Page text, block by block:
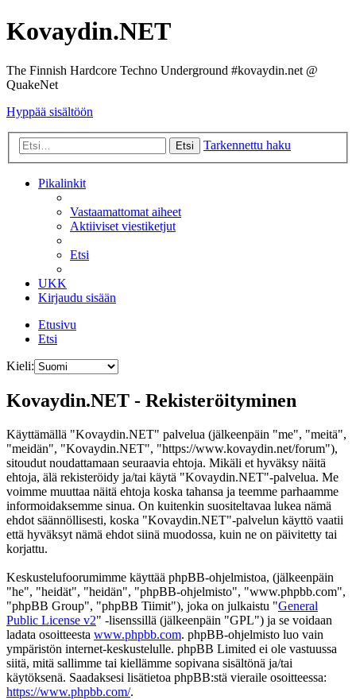
Kovaydin.NET
The Finnish Hardcore Techno Underground #kovaydin.net @
QuakeNet
Hyppää sisältöön
Etsi Tarkennettu haku
Pikalinkit
Vastaamattomat aiheet
Aktiiviset viestiketjut
Etsi
UKK
Kirjaudu sisään
Etusivu
Etsi
Kieli:
Kovaydin.NET - Rekisteröityminen
Käyttämällä "Kovaydin.NET" palvelua (jälkeenpäin "me", "meitä",
"meidän", "Kovaydin.NET", "https://www.kovaydin.net/forum"),
sitoudut noudattamaan seuraavia ehtoja. Mikäli et hyväksy näitä
ehtoja, älä rekisteröidy ja/tai käytä "Kovaydin.NET"-palvelua. Me
voimme muuttaa näitä ehtoja koska tahansa ja teemme parhaamme
informoidaksemme sinua. On kuitenkin suositeltavaa lukea nämä
ehdot säännöllisesti, koska "Kovaydin.NET"-palvelun käyttö vaatii
että hyväksyt nämä ehdot siinä muodossa, kuin ne on päivitetty tai
korjattu.
Keskustelufoorumimme käyttää phpBB-ohjelmistoa, (jälkeenpäin
"he", "heidät", "heidän", "phpBB-ohjelmisto", "www.phpbb.com",
"phpBB Group", "phpBB Tiimit"), joka on julkaistu "General
Public License v2" -lisenssillä (jälkeenpäin "GPL") ja se voidaan
ladata osoitteesta www.phpbb.com. phpBB-ohjelmisto luo vain
ympäristön internet-keskustelulle. phpBB Limited ei ole vastuussa
siitä, mitä sallimme tai kiellämme sopivana sisältönä ja/tai
käytöksenä. Saadaksesi lisätietoa phpBB:stä vieraile osoitteessa:
https://www.phpbb.com/.